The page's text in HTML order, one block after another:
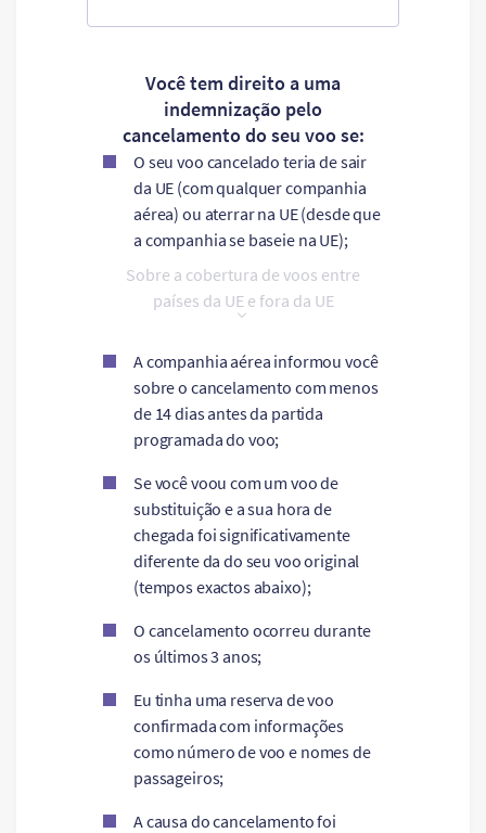
Você tem direito a uma
indemnização pelo
cancelamento do seu voo se:
O seu voo cancelado teria de sair
da UE (com qualquer companhia
aérea) ou aterrar na UE (desde que
a companhia se baseie na UE);
Sobre a cobertura de voos entre
países da UE e fora da UE
A companhia aérea informou você
sobre o cancelamento com menos
de 14 dias antes da partida
programada do voo;
Se você voou com um voo de
substituição e a sua hora de
chegada foi significativamente
diferente da do seu voo original
(tempos exactos abaixo);
O cancelamento ocorreu durante
os últimos 3 anos;
Eu tinha uma reserva de voo
confirmada com informações
como número de voo e nomes de
passageiros;
A causa do cancelamento foi